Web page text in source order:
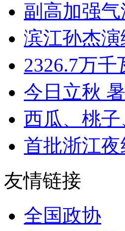
副高加强
滨江孙杰演
2326.7万
今日立秋
西瓜、桃
首批浙江
友情链接
全国政协